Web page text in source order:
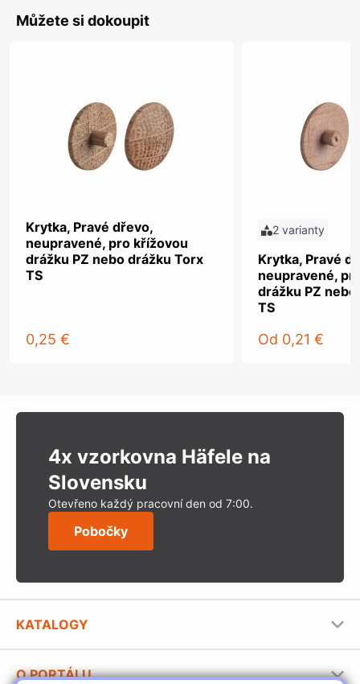
Můžete si dokoupit
Krytka, Pravé dřevo,
neupravené, pro křížovou
drážku PZ nebo drážku Torx
TS
0,25 €
2 varianty
Krytka, Pravé
neupravené,
drážku PZ
TS
Od 0,21 €
4x vzorkovna Häfele na
Slovensku
Otevřeno každý pracovní den od 7:00.
Pobočky
KATALOGY
O PORTÁLU